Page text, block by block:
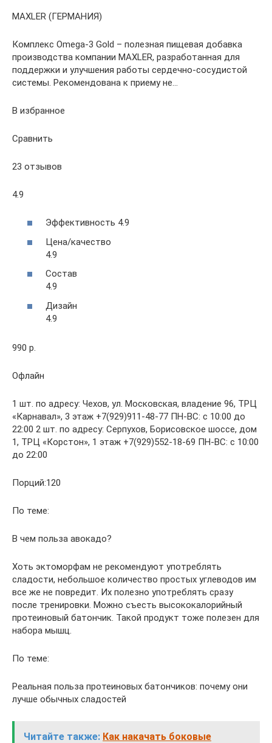
MAXLER (ГЕРМАНИЯ)
Комплекс Omega-3 Gold – полезная пищевая добавка
производства компании MAXLER, разработанная для
поддержки и улучшения работы сердечно-сосудистой
системы. Рекомендована к приему не…
В избранное
Сравнить
23 отзывов
4.9
Эффективность 4.9
Цена/качество
4.9
Состав
4.9
Дизайн
4.9
990 р.
Офлайн
1 шт. по адресу: Чехов, ул. Московская, владение 96, ТРЦ
«Карнавал», 3 этаж +7(929)911-48-77 ПН-ВС: с 10:00 до
22:00 2 шт. по адресу: Серпухов, Борисовское шоссе, дом
1, ТРЦ «Корстон», 1 этаж +7(929)552-18-69 ПН-ВС: с 10:00
до 22:00
Порций:120
По теме:
В чем польза авокадо?
Хоть эктоморфам не рекомендуют употреблять
сладости, небольшое количество простых углеводов им
все же не повредит. Их полезно употреблять сразу
после тренировки. Можно съесть высококалорийный
протеиновый батончик. Такой продукт тоже полезен для
набора мышц.
По теме:
Реальная польза протеиновых батончиков: почему они
лучше обычных сладостей
Читайте также: Как накачать боковые